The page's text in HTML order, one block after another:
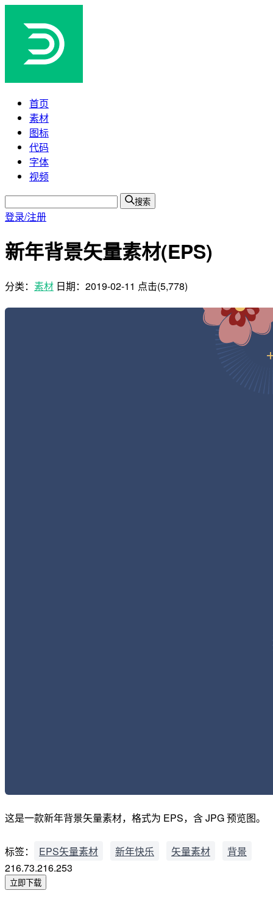
首页
素材
图标
代码
字体
视频
搜索
登录/注册
新年背景矢量素材(EPS)
分类： 素材 日期： 2019-02-11 点击(5,778)
这是一款新年背景矢量素材，格式为 EPS，含 JPG 预览图。
标签： EPS矢量素材 新年快乐 矢量素材
背景
216.73.216.253
立即下载